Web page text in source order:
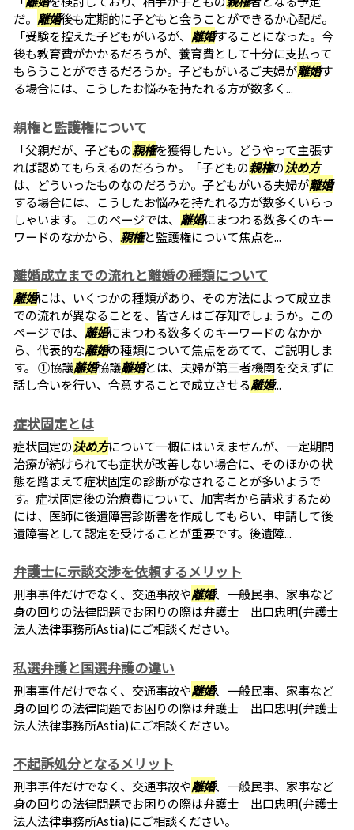
だ。 離婚後も定期的に子どもと会うことができるか心配だ。
「受験を控えた子どもがいるが、 離婚することになった。今
後も教育費がかかるだろうが、養育費として十分に支払って
もらうことができるだろうか。子どもがいるご夫婦が離婚す
る場合には、こうしたお悩みを持たれる方が数多く...
親権と監護権について
「父親だが、子どもの親権を獲得したい。どうやって主張す
れば認めてもらえるのだろうか。「子どもの親権の決め方
は、どういったものなのだろうか。子どもがいる夫婦が離婚
する場合には、こうしたお悩みを持たれる方が数多くいらっ
しゃいます。 このページでは、 離婚にまつわる数多くのキー
ワードのなかから、 親権と監護権について焦点を...
離婚成立までの流れと離婚の種類について
離婚には、いくつかの種類があり、その方法によって成立ま
での流れが異なることを、皆さんはご存知でしょうか。この
ページでは、 離婚にまつわる数多くのキーワードのなかか
ら、代表的な離婚の種類について焦点をあてて、ご説明しま
す。 ①協議離婚協議離婚とは、夫婦が第三者機関を交えずに
話し合いを行い、合意することで成立させる離婚...
症状固定とは
症状固定の決め方について一概にはいえませんが、一定期間
治療が続けられても症状が改善しない場合に、そのほかの状
態を踏まえて症状固定の診断がなされることが多いようで
す。症状固定後の治療費について、加害者から請求するため
には、医師に後遺障害診断書を作成してもらい、申請して後
遺障害として認定を受けることが重要です。後遺障...
弁護士に示談交渉を依頼するメリット
刑事事件だけでなく、交通事故や離婚、一般民事、家事など
身の回りの法律問題でお困りの際は弁護士 出口忠明(弁護士
法人法律事務所Astia)にご相談ください。
私選弁護と国選弁護の違い
刑事事件だけでなく、交通事故や離婚、一般民事、家事など
身の回りの法律問題でお困りの際は弁護士 出口忠明(弁護士
法人法律事務所Astia)にご相談ください。
不起訴処分となるメリット
刑事事件だけでなく、交通事故や離婚、一般民事、家事など
身の回りの法律問題でお困りの際は弁護士 出口忠明(弁護士
法人法律事務所Astia)にご相談ください。